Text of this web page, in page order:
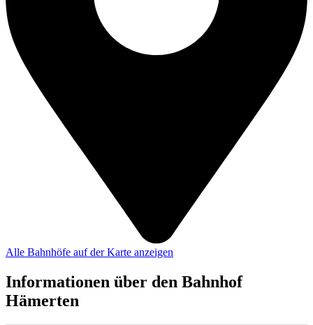
Alle Bahnhöfe auf der Karte anzeigen
Informationen über den Bahnhof
Hämerten